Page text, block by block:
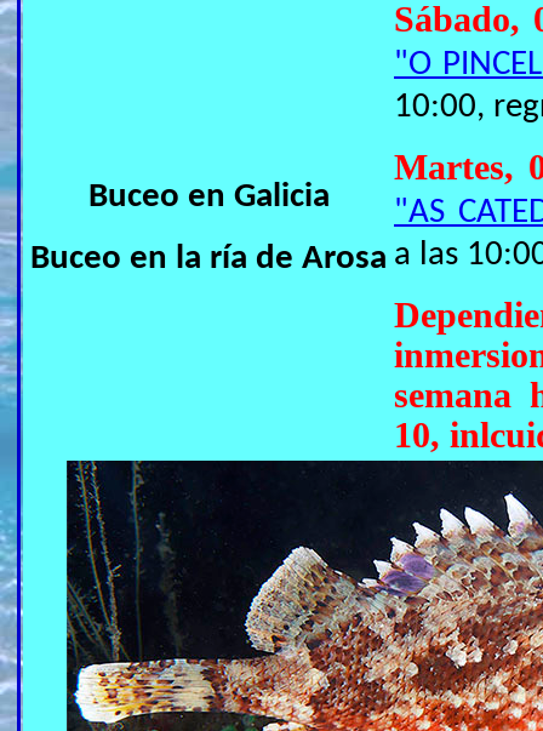
Buceo en Galicia
Buceo en la ría de Arosa
Sábado,
"O
10:00,
Martes,
"AS
a las
semana
10,